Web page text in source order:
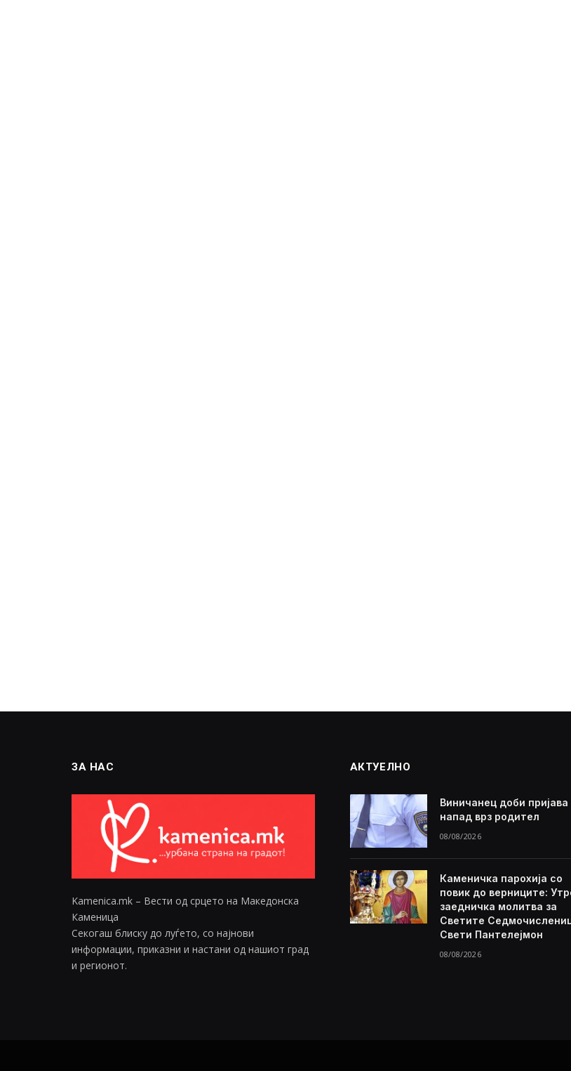
ЗА НАС
Kamenica.mk – Вести од срцето на Македонска
Каменица
Секогаш блиску до луѓето, со најнови
информации, приказни и настани од нашиот град
и регионот.
АКТУЕЛНО
Виничанец доби пријава
напад врз родител
08/08/2026
Каменичка парохија со
повик до верниците:
заедничка молитва за
Светите
Свети Пантелејмон
08/08/2026